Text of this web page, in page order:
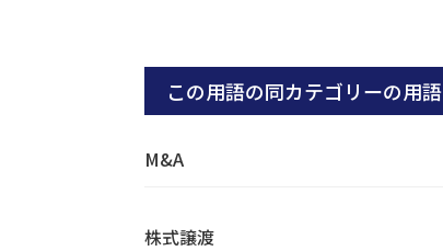
この用語の同カテゴリーの用語
M&A
株式譲渡